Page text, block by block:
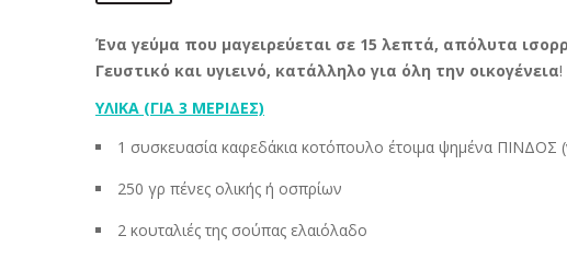
Ένα γεύμα που μαγειρεύεται σε 15 λεπτά, απόλυτα
Γευστικό και υγιεινό, κατάλληλο για όλη την οικογένεια!
ΥΛΙΚΑ (ΓΙΑ 3 ΜΕΡΙΔΕΣ)
1 συσκευασία καφεδάκια κοτόπουλο έτοιμα ψημένα ΠΙΝΔΟΣ
250 γρ πένες ολικής ή οσπρίων
2 κουταλιές της σούπας ελαιόλαδο